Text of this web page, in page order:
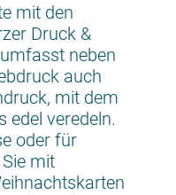
mit den
Druck &
neben
auch
mit dem
edel veredeln.
oder für
mit